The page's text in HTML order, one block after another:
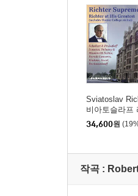
Sviatoslav
비아토슬라프
라이브 레코딩
(Richter
34,600원
작곡 :